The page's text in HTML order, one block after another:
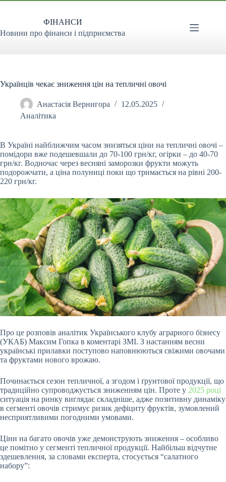
Перейти
ФІНАНСИ
Новини про фінанси і підприємства
Українців чекає зниження цін на тепличні овочі
Анастасія Вернигора
12.05.2025
Аналітика
В Україні найближчим часом знизяться ціни на тепличні овочі –
помідори вже подешевшали до 70-100 грн/кг, огірки – до 40-70
грн/кг. Водночас через весняні заморозки фрукти можуть
подорожчати, а ціна полуниці поки що тримається на рівні 200-
220 грн/кг.
Про це розповів аналітик Українського клубу аграрного бізнесу
(УКАБ) Максим Гопка в коментарі ЗМІ. З настанням весни
українські прилавки поступово наповнюються свіжими овочами
та фруктами нового врожаю.
Починається сезон тепличної, а згодом і ґрунтової продукції, що
традиційно супроводжується зниженням цін. Проте у 2025 році
ситуація на ринку виглядає складніше, адже позитивну динаміку
в сегменті овочів стримує ризик дефіциту фруктів, зумовлений
несприятливими погодними умовами.
Ціни на багато овочів уже демонструють зниження – особливо
це помітно у сегменті тепличної продукції. Найбільш відчутне
здешевлення, за словами експерта, стосується “салатного
набору”: